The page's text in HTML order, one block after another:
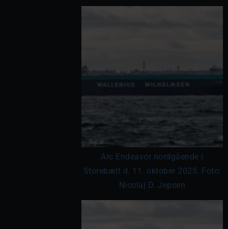
Arc Endeavor nordgående i
Storebælt d. 11. oktober 2025. Foto:
Nicolaj D. Jepsen